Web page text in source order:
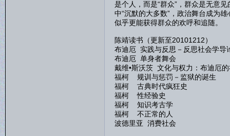
是个人，而是“群众”，群众是无意
中“沉默的大多数”，政治舞台成为
似乎更能获得群众的欢呼和追随。
陈靖读书（更新至20101212）
布迪厄 实践与反思－反思社会学导
布迪厄 单身者舞会
戴维•斯沃茨 文化与权力：布迪厄
福柯 规训与惩罚－监狱的诞生
福柯 古典时代疯狂史
福柯 性经验史
福柯 知识考古学
福柯 不正常的人
波德里亚 消费社会